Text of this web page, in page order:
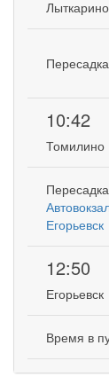
Лыткарино
Пересадка
10:42
Томилино
Пересадка
Егорьевск
12:50
Егорьевск
Время в